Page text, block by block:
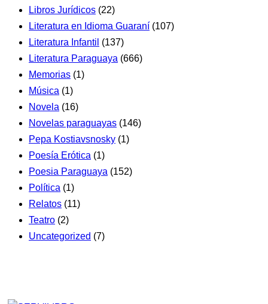
Libros Jurídicos (22)
Literatura en Idioma Guaraní (107)
Literatura Infantil (137)
Literatura Paraguaya (666)
Memorias (1)
Música (1)
Novela (16)
Novelas paraguayas (146)
Pepa Kostiavsnosky (1)
Poesía Erótica (1)
Poesia Paraguaya (152)
Política (1)
Relatos (11)
Teatro (2)
Uncategorized (7)